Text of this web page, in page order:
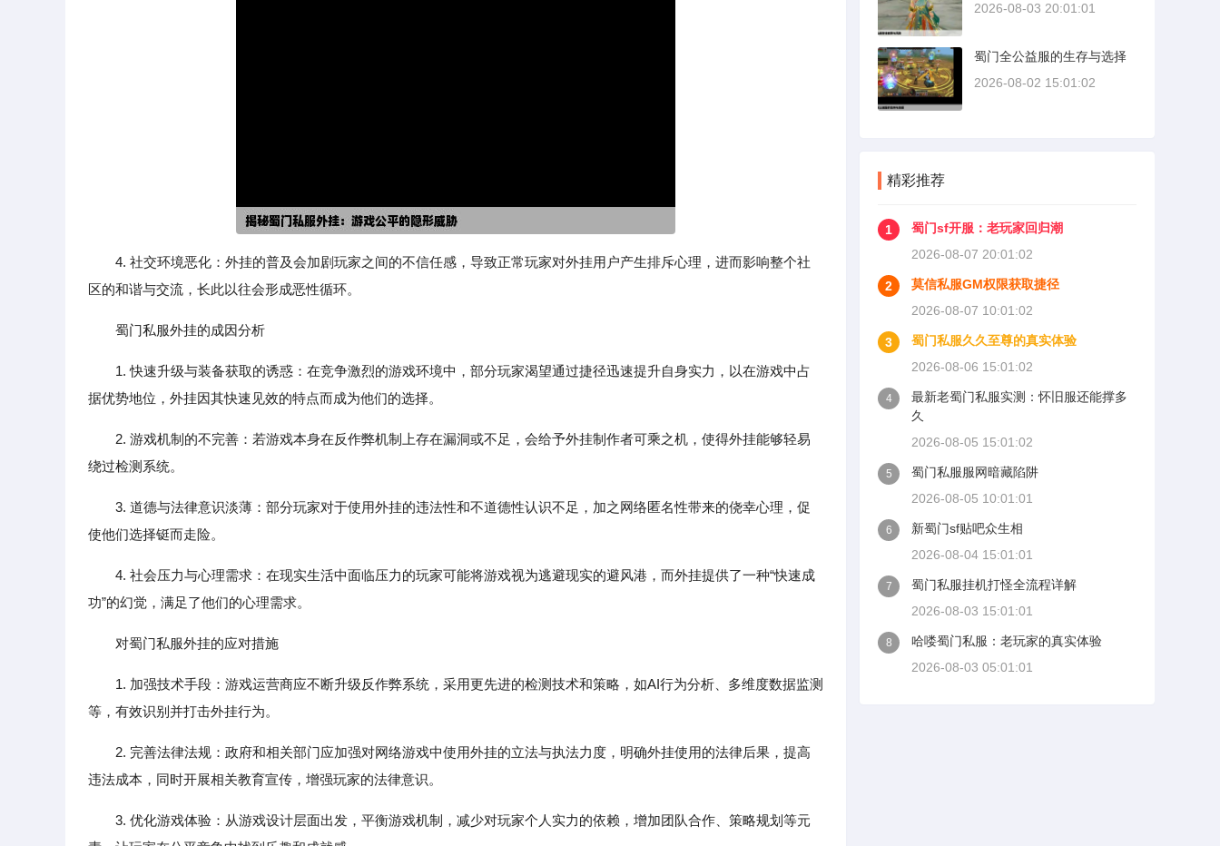
4. 社交环境恶化：外挂的普及会加剧玩家之间的不信任感，导致正常玩家对外挂用户产生排斥心理，进而影响整个社
区的和谐与交流，长此以往会形成恶性循环。
蜀门私服外挂的成因分析
1. 快速升级与装备获取的诱惑：在竞争激烈的游戏环境中，部分玩家渴望通过捷径迅速提升自身实力，以在游戏中占
据优势地位，外挂因其快速见效的特点而成为他们的选择。
2. 游戏机制的不完善：若游戏本身在反作弊机制上存在漏洞或不足，会给予外挂制作者可乘之机，使得外挂能够轻易
绕过检测系统。
3. 道德与法律意识淡薄：部分玩家对于使用外挂的违法性和不道德性认识不足，加之网络匿名性带来的侥幸心理，促
使他们选择铤而走险。
4. 社会压力与心理需求：在现实生活中面临压力的玩家可能将游戏视为逃避现实的避风港，而外挂提供了一种“快速成
功”的幻觉，满足了他们的心理需求。
对蜀门私服外挂的应对措施
1. 加强技术手段：游戏运营商应不断升级反作弊系统，采用更先进的检测技术和策略，如AI行为分析、多维度数据监测
等，有效识别并打击外挂行为。
2. 完善法律法规：政府和相关部门应加强对网络游戏中使用外挂的立法与执法力度，明确外挂使用的法律后果，提高
违法成本，同时开展相关教育宣传，增强玩家的法律意识。
3. 优化游戏体验：从游戏设计层面出发，平衡游戏机制，减少对玩家个人实力的依赖，增加团队合作、策略规划等元
2026-08-03 20:01:01
蜀门全公益服的生存与选择
2026-08-02 15:01:02
精彩推荐
1
蜀门sf开服：老玩家回归潮
2026-08-07 20:01:02
2
莫信私服GM权限获取捷径
2026-08-07 10:01:02
3
蜀门私服久久至尊的真实体验
2026-08-06 15:01:02
4
最新老蜀门私服实测：怀旧服还能撑多
久
2026-08-05 15:01:02
5
蜀门私服服网暗藏陷阱
2026-08-05 10:01:01
6
新蜀门sf贴吧众生相
2026-08-04 15:01:01
7
蜀门私服挂机打怪全流程详解
2026-08-03 15:01:01
8
哈喽蜀门私服：老玩家的真实体验
2026-08-03 05:01:01